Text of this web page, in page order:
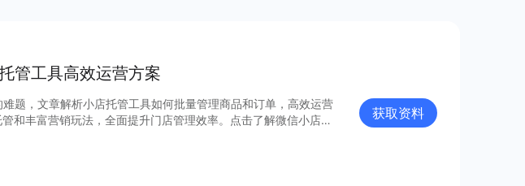
管工具高效运营方案
题，文章解析小店托管工具如何批量管理商品和订单，高效运营
和丰富营销玩法，全面提升门店管理效率。点击了解微信小店批
获取资料